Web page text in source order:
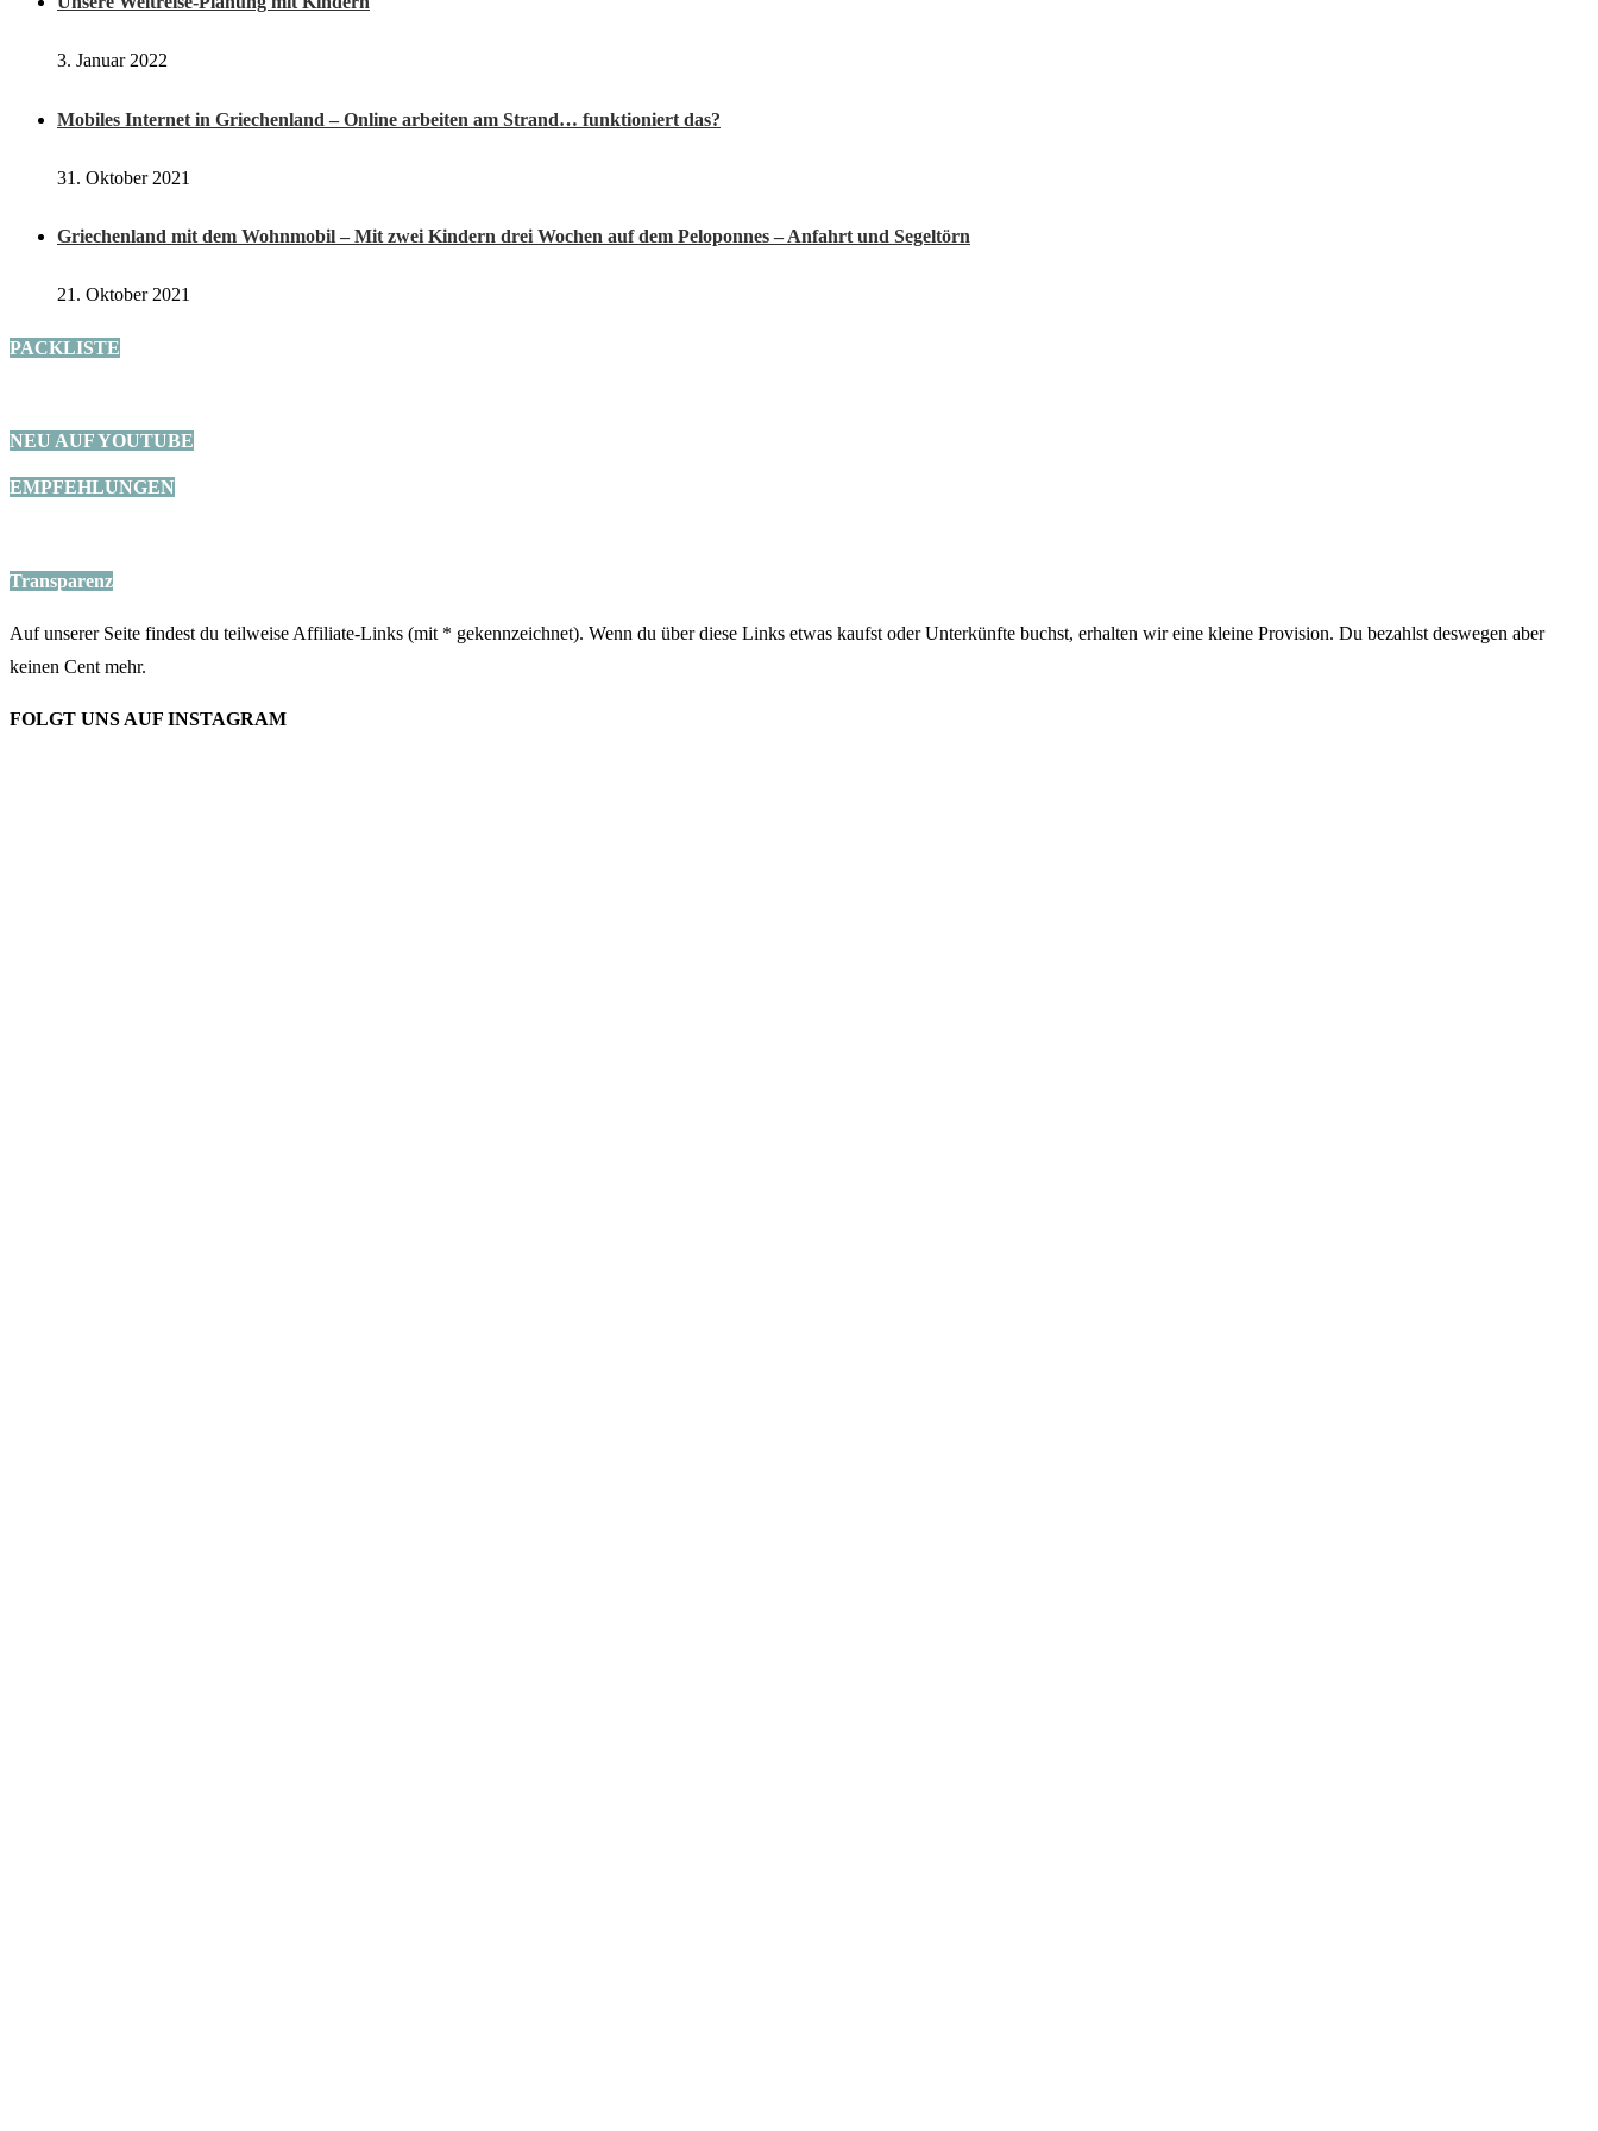
3. Januar 2022
Mobiles Internet in Griechenland – Online arbeiten am Strand… funktioniert das?
31. Oktober 2021
Griechenland mit dem Wohnmobil – Mit zwei Kindern drei Wochen auf dem Peloponnes – Anfahrt und Segeltörn
21. Oktober 2021
PACKLISTE
NEU AUF YOUTUBE
EMPFEHLUNGEN
Transparenz
Auf unserer Seite findest du teilweise Affiliate-Links (mit * gekennzeichnet). Wenn du über diese Links etwas kaufst oder Unterkünfte buchst, erhalten wir eine kleine Provision. Du bezahlst deswegen aber
keinen Cent mehr.
FOLGT UNS AUF INSTAGRAM